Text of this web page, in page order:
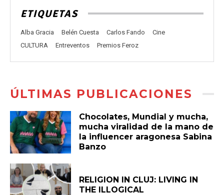
ETIQUETAS
Alba Gracia Belén Cuesta Carlos Fando
Cine
CULTURA
Entreventos Premios Feroz
ÚLTIMAS PUBLICACIONES
Chocolates, Mundial y mucha,
mucha viralidad de la mano de
la influencer aragonesa Sabina
Banzo
RELIGION IN CLUJ: LIVING IN
THE ILLOGICAL